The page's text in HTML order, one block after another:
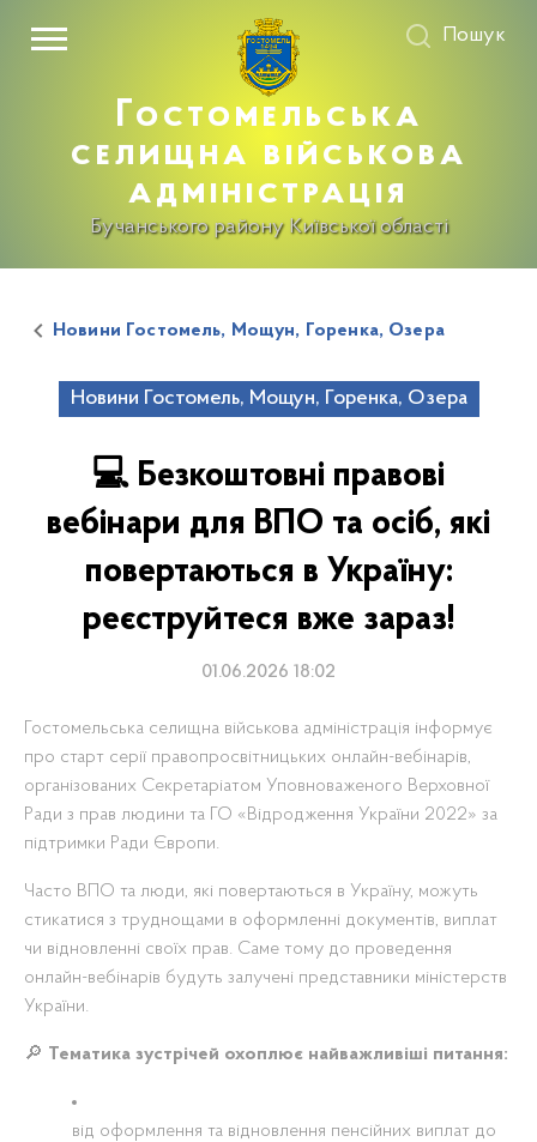
Гостомельська
селищна військова
адміністрація
Бучанського району Київської області
Пошук
Новини Гостомель, Мощун, Горенка, Озера
Новини Гостомель, Мощун, Горенка, Озера
💻 Безкоштовні правові
вебінари для ВПО та осіб, які
повертаються в Україну:
реєструйтеся вже зараз!
01.06.2026 18:02
Гостомельська селищна військова адміністрація інформує
про старт серії правопросвітницьких онлайн-вебінарів,
організованих Секретаріатом Уповноваженого Верховної
Ради з прав людини та ГО «Відродження України 2022» за
підтримки Ради Європи.
Часто ВПО та люди, які повертаються в Україну, можуть
стикатися з труднощами в оформленні документів, виплат
чи відновленні своїх прав. Саме тому до проведення
онлайн-вебінарів будуть залучені представники міністерств
України.
🔎 Тематика зустрічей охоплює найважливіші питання:
від оформлення та відновлення пенсійних виплат до